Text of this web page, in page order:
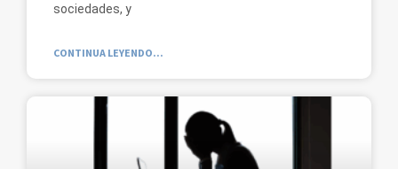
sociedades, y
CONTINUA LEYENDO...